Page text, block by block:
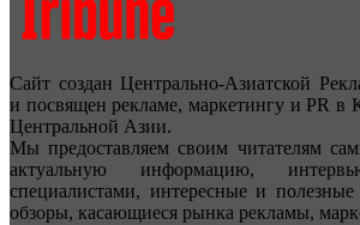
Сайт создан Центрально-Азиатской
и посвящен рекламе, маркетингу и PR в
Центральной Азии.
Мы предоставляем своим читателям
актуальную информацию,
специалистами, интересные и
обзоры, касающиеся рынка рекламы,